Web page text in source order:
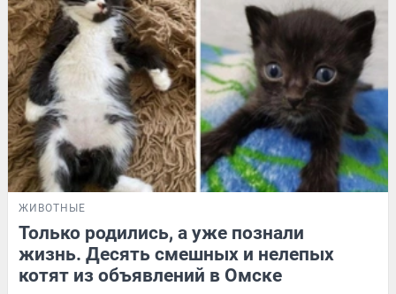
ЖИВОТНЫЕ
Только родились, а уже познали
жизнь. Десять смешных и нелепых
котят из объявлений в Омске